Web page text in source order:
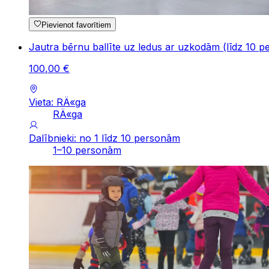
Pievienot favorītiem
Jautra bērnu ballīte uz ledus ar uzkodām (līdz 10
100,00 €
Vieta: RÄ«ga
RÄ«ga
Dalībnieki: no 1 līdz 10 personām
1–10 personām